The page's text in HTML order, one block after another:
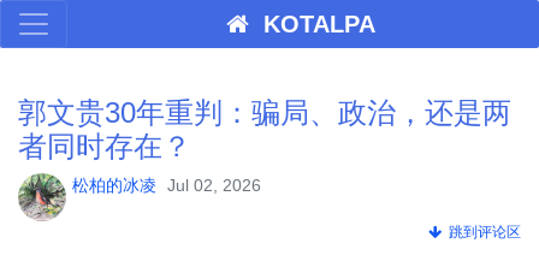
KOTALPA
郭文贵30年重判：骗局、政治，还是两
者同时存在？
松柏的冰凌 Jul 02, 2026
跳到评论区